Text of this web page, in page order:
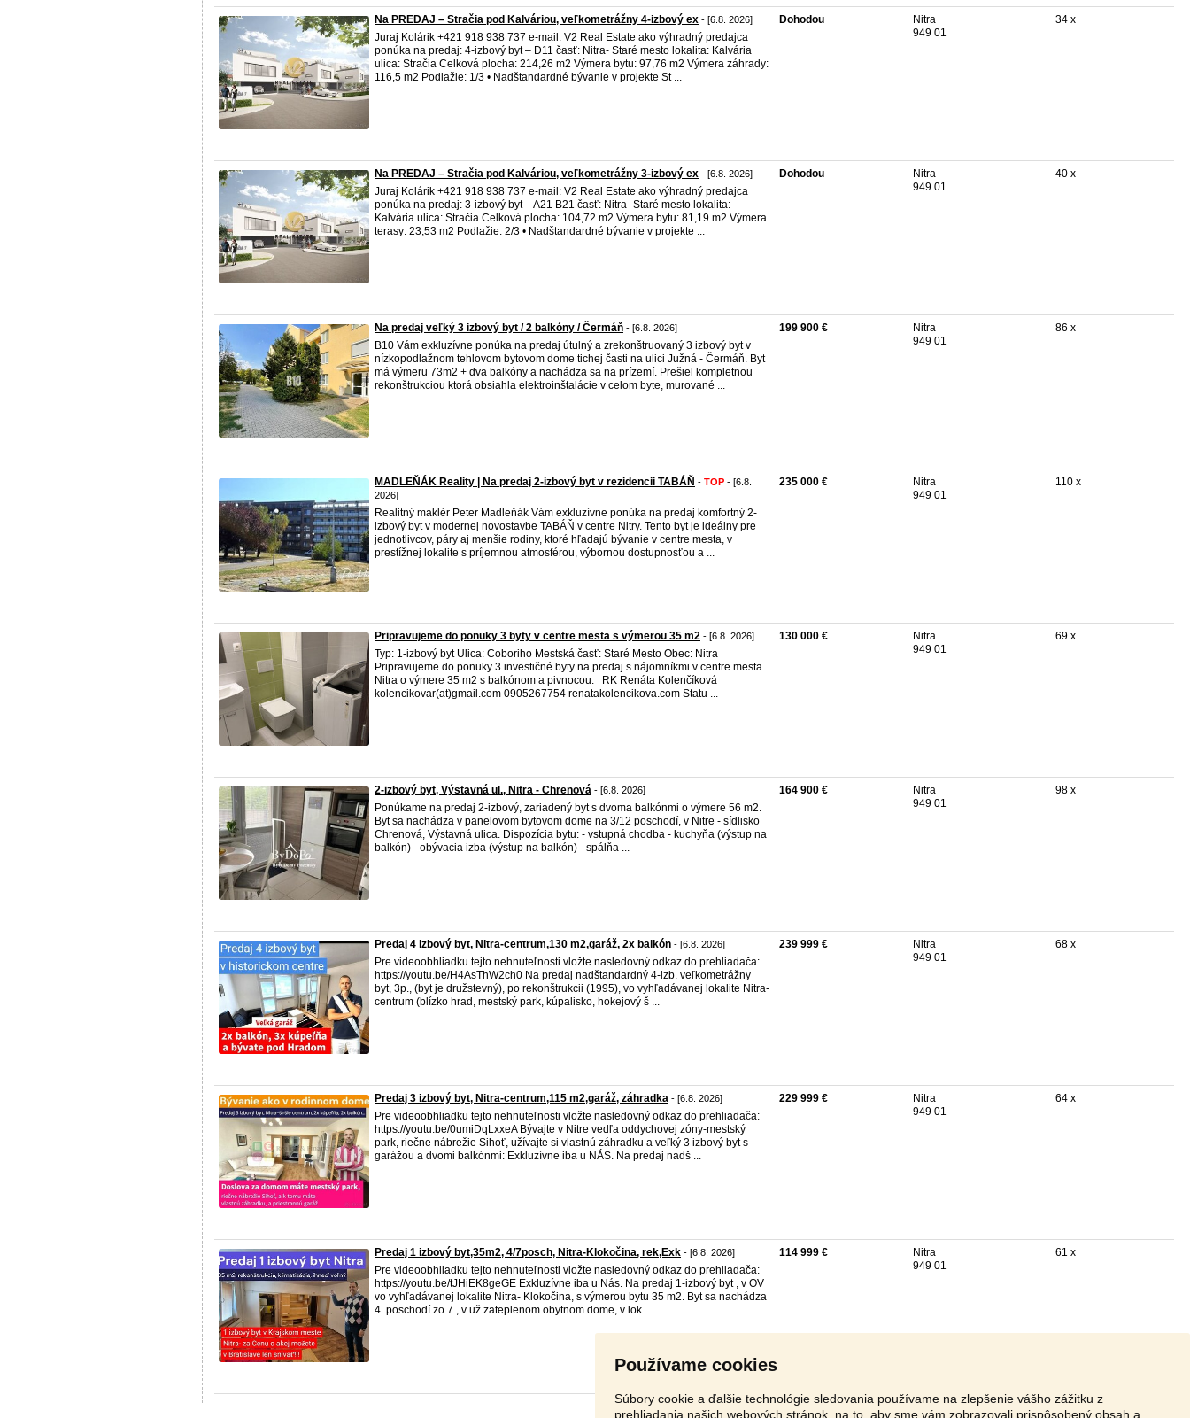
Používame cookies
Súbory cookie a ďalšie technológie sledovania používame na zlepšenie vášho zážitku z
prehliadania našich webových stránok, na to, aby sme vám zobrazovali prispôsobený obsah a
Na PREDAJ – Stračia pod Kalváriou, veľkometrážny 4-izbový ex - [6.8. 2026]
Juraj Kolárik +421 918 938 737 e-mail: V2 Real Estate ako výhradný predajca
ponúka na predaj: 4-izbový byt – D11 časť: Nitra- Staré mesto lokalita: Kalvária
ulica: Stračia Celková plocha: 214,26 m2 Výmera bytu: 97,76 m2 Výmera záhrady:
116,5 m2 Podlažie: 1/3 • Nadštandardné bývanie v projekte St ...
Dohodou
Nitra
949 01
34 x
Na PREDAJ – Stračia pod Kalváriou, veľkometrážny 3-izbový ex - [6.8. 2026]
Juraj Kolárik +421 918 938 737 e-mail: V2 Real Estate ako výhradný predajca
ponúka na predaj: 3-izbový byt – A21 B21 časť: Nitra- Staré mesto lokalita:
Kalvária ulica: Stračia Celková plocha: 104,72 m2 Výmera bytu: 81,19 m2 Výmera
terasy: 23,53 m2 Podlažie: 2/3 • Nadštandardné bývanie v projekte ...
Dohodou
Nitra
949 01
40 x
Na predaj veľký 3 izbový byt / 2 balkóny / Čermáň - [6.8. 2026]
B10 Vám exkluzívne ponúka na predaj útulný a zrekonštruovaný 3 izbový byt v
nízkopodlažnom tehlovom bytovom dome tichej časti na ulici Južná - Čermáň. Byt
má výmeru 73m2 + dva balkóny a nachádza sa na prízemí. Prešiel kompletnou
rekonštrukciou ktorá obsiahla elektroinštalácie v celom byte, murované ...
199 900 €
Nitra
949 01
86 x
MADLEŇÁK Reality | Na predaj 2-izbový byt v rezidencii TABÁŇ - TOP - [6.8.
2026]
Realitný maklér Peter Madleňák Vám exkluzívne ponúka na predaj komfortný 2-
izbový byt v modernej novostavbe TABÁŇ v centre Nitry. Tento byt je ideálny pre
jednotlivcov, páry aj menšie rodiny, ktoré hľadajú bývanie v centre mesta, v
prestížnej lokalite s príjemnou atmosférou, výbornou dostupnosťou a ...
235 000 €
Nitra
949 01
110 x
Pripravujeme do ponuky 3 byty v centre mesta s výmerou 35 m2 - [6.8. 2026]
Typ: 1-izbový byt Ulica: Coboriho Mestská časť: Staré Mesto Obec: Nitra
Pripravujeme do ponuky 3 investičné byty na predaj s nájomníkmi v centre mesta
Nitra o výmere 35 m2 s balkónom a pivnocou. RK Renáta Kolenčíková
kolencikovar(at)gmail.com 0905267754 renatakolencikova.com Statu ...
130 000 €
Nitra
949 01
69 x
2-izbový byt, Výstavná ul., Nitra - Chrenová - [6.8. 2026]
Ponúkame na predaj 2-izbový, zariadený byt s dvoma balkónmi o výmere 56 m2.
Byt sa nachádza v panelovom bytovom dome na 3/12 poschodí, v Nitre - sídlisko
Chrenová, Výstavná ulica. Dispozícia bytu: - vstupná chodba - kuchyňa (výstup na
balkón) - obývacia izba (výstup na balkón) - spálňa ...
164 900 €
Nitra
949 01
98 x
Predaj 4 izbový byt, Nitra-centrum,130 m2,garáž, 2x balkón - [6.8. 2026]
Pre videoobhliadku tejto nehnuteľnosti vložte nasledovný odkaz do prehliadača:
https://youtu.be/H4AsThW2ch0 Na predaj nadštandardný 4-izb. veľkometrážny
byt, 3p., (byt je družstevný), po rekonštrukcii (1995), vo vyhľadávanej lokalite Nitra-
centrum (blízko hrad, mestský park, kúpalisko, hokejový š ...
239 999 €
Nitra
949 01
68 x
Predaj 3 izbový byt, Nitra-centrum,115 m2,garáž, záhradka - [6.8. 2026]
Pre videoobhliadku tejto nehnuteľnosti vložte nasledovný odkaz do prehliadača:
https://youtu.be/0umiDqLxxeA Bývajte v Nitre vedľa oddychovej zóny-mestský
park, riečne nábrežie Sihoť, užívajte si vlastnú záhradku a veľký 3 izbový byt s
garážou a dvomi balkónmi: Exkluzívne iba u NÁS. Na predaj nadš ...
229 999 €
Nitra
949 01
64 x
Predaj 1 izbový byt,35m2, 4/7posch, Nitra-Klokočina, rek,Exk - [6.8. 2026]
Pre videoobhliadku tejto nehnuteľnosti vložte nasledovný odkaz do prehliadača:
https://youtu.be/tJHiEK8geGE Exkluzívne iba u Nás. Na predaj 1-izbový byt , v OV
vo vyhľadávanej lokalite Nitra- Klokočina, s výmerou bytu 35 m2. Byt sa nachádza
4. poschodí zo 7., v už zateplenom obytnom dome, v lok ...
114 999 €
Nitra
949 01
61 x